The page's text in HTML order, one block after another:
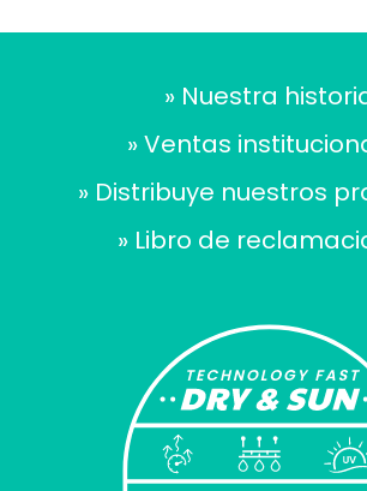
» Nuestra
» Ventas
» Distribuye nuestros
» Libro de